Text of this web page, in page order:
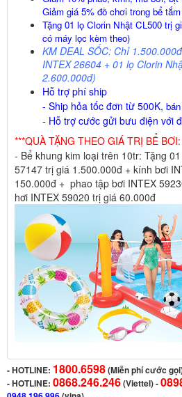
Giảm giá 5% đồ chơi trong bể
Tặng 01 lọ Clorin Nhật CL500 trị
có máy lọc kèm theo)
KM DEAL SỐC: Chỉ
INTEX 26604 + 01 lọ Clorin
2.600.000đ)
Hỗ trợ phí ship
- Ship hỏa tốc đơn từ 500K,
- Hỗ trợ cước gửi bưu điện với
***QUÀ TẶNG THEO GIÁ TRỊ BỂ BƠI:
- Bể khung kim loại trên 10tr: Tặng
57147 trị giá 1.500.000đ + kính bơi
150.000đ + phao tập bơi INTEX
hơi INTEX 59020 trị giá 60.000đ
-HOTLINE: 1800.6598(Miễn phí cước
- HOTLINE: 0868.246.246(Viettel)-